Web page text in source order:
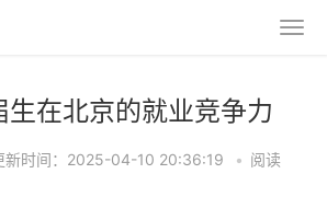
生在北京的就业竞争力
新时间：2025-04-10 20:36:19 • 阅读